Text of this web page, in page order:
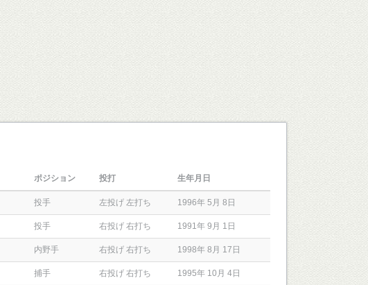
ポジション 投打 生年月日
投手 左投げ 左打ち 1996年 5月 8日
投手 右投げ 右打ち 1991年 9月 1日
内野手 右投げ 右打ち 1998年 8月 17日
捕手 右投げ 右打ち 1995年 10月 4日